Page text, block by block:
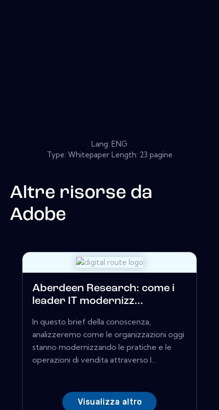
Lang: ENG
Type: Whitepaper Length: 23 pagine
Altre risorse da
Adobe
Aberdeen Research: come i
leader IT modernizz...
In questo brief della conoscenza,
analizzeremo come le organizzazioni oggi
stanno modernizzando le pratiche e le
operazioni di vendita attraverso l...
Visualizza altro